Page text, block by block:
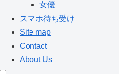
女優
スマホ待ち受け
Site map
Contact
About Us